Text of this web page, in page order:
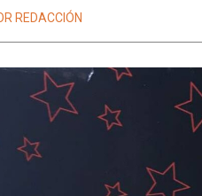
REDACCIÓN